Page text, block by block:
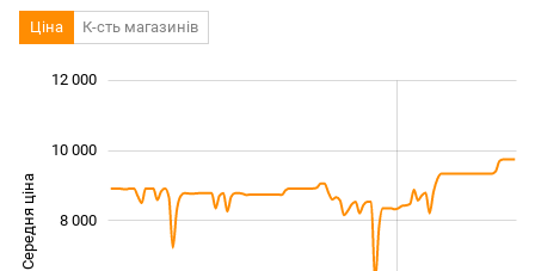
Ціна К-сть магазинів
Середня ціна 10 000
8 000
10 000
12 000